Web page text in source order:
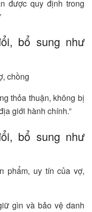
được quy định trong
bổ sung như
chồng
thỏa thuận, không bị
giới hành chính.”
bổ sung như
phẩm, uy tín của vợ,
gìn và bảo vệ danh